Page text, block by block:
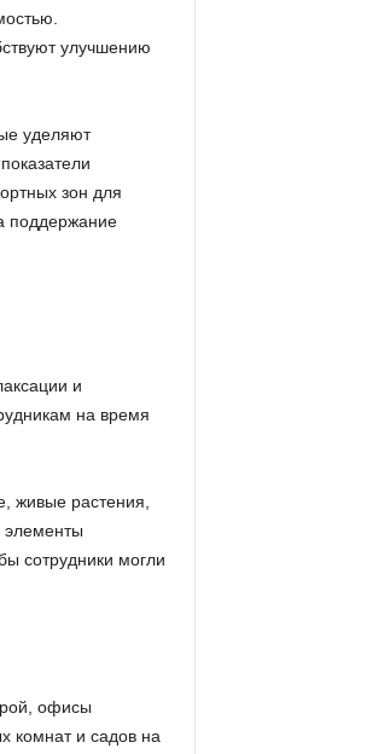
улучшению
уделяют
зон для
поддержание
и
на время
живые растения,
элементы
сотрудники могли
офисы
комнат и садов на